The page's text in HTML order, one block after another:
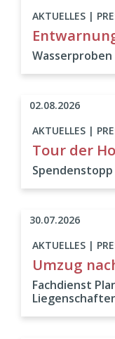
AKTUELLES |
AKTUELLES |
Tour der
02.08.2026
AKTUELLES |
Umzug
Fachdienst
30.07.2026